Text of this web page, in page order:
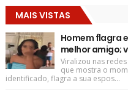
MAIS VISTAS
Homem flagra
melhor amigo;
Viralizou nas
que mostra o
identificado, flagra a sua espos...